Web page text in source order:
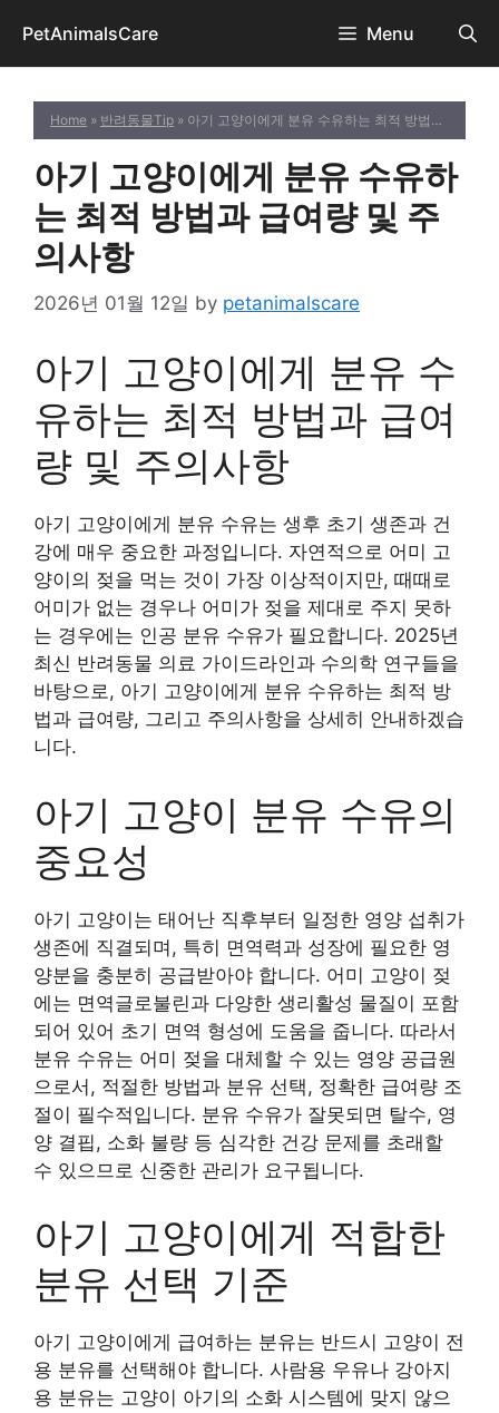
content
PetAnimalsCare Menu
Home » 반려동물Tip » 아기 고양이에게 분유 수유하는 최적 방법과 급여량 및 주의사항
아기 고양이에게 분유 수유하
는 최적 방법과 급여량 및 주
의사항
2026년 01월 12일 by petanimalscare
아기 고양이에게 분유 수
유하는 최적 방법과 급여
량 및 주의사항
아기 고양이에게 분유 수유는 생후 초기 생존과 건
강에 매우 중요한 과정입니다. 자연적으로 어미 고
양이의 젖을 먹는 것이 가장 이상적이지만, 때때로
어미가 없는 경우나 어미가 젖을 제대로 주지 못하
는 경우에는 인공 분유 수유가 필요합니다. 2025년
최신 반려동물 의료 가이드라인과 수의학 연구들을
바탕으로, 아기 고양이에게 분유 수유하는 최적 방
법과 급여량, 그리고 주의사항을 상세히 안내하겠습
니다.
아기 고양이 분유 수유의
중요성
아기 고양이는 태어난 직후부터 일정한 영양 섭취가
생존에 직결되며, 특히 면역력과 성장에 필요한 영
양분을 충분히 공급받아야 합니다. 어미 고양이 젖
에는 면역글로불린과 다양한 생리활성 물질이 포함
되어 있어 초기 면역 형성에 도움을 줍니다. 따라서
분유 수유는 어미 젖을 대체할 수 있는 영양 공급원
으로서, 적절한 방법과 분유 선택, 정확한 급여량 조
절이 필수적입니다. 분유 수유가 잘못되면 탈수, 영
양 결핍, 소화 불량 등 심각한 건강 문제를 초래할
수 있으므로 신중한 관리가 요구됩니다.
아기 고양이에게 적합한
분유 선택 기준
아기 고양이에게 급여하는 분유는 반드시 고양이 전
용 분유를 선택해야 합니다. 사람용 우유나 강아지
용 분유는 고양이 아기의 소화 시스템에 맞지 않으